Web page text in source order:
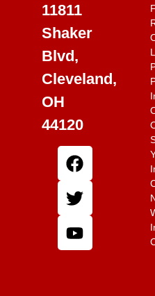
11811
Shaker
Blvd,
Cleveland,
OH
44120